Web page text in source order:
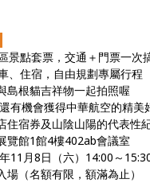
景點套票，交通＋門票一次
、住宿，自由規劃專屬行程
島根貓吉祥物一起拍照喔
有機會獲得中華航空的精美
住宿券及山陰山陽的代表性
覽館1館4樓402ab會議室
11月8日（六）14:00～
場（名額有限，額滿為止）